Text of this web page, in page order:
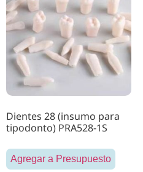
Dientes 28 (insumo para
tipodonto) PRA528-1S
Agregar a Presupuesto